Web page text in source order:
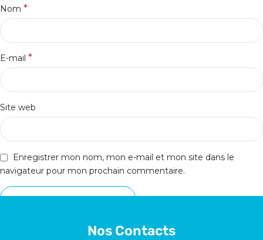
Nom *
E-mail *
Site web
Enregistrer mon nom, mon e-mail et mon site dans le
navigateur pour mon prochain commentaire.
Nos Contacts